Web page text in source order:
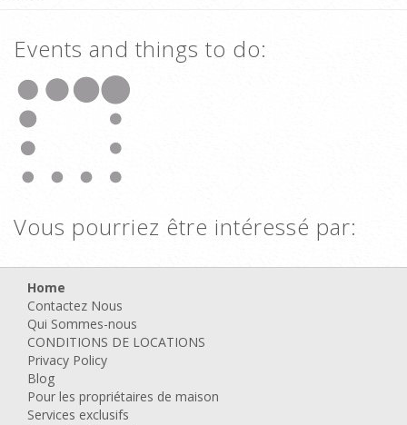
Events and things to do:
Vous pourriez être intéressé par:
Home
Contactez Nous
Qui Sommes-nous
CONDITIONS DE LOCATIONS
Privacy Policy
Blog
Pour les propriétaires de maison
Services exclusifs